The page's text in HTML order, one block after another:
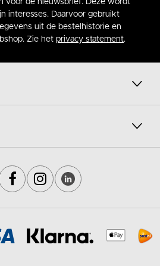
interesses. Daarvoor gebruikt
uit de bestelhistorie en
Zie het privacy statement.